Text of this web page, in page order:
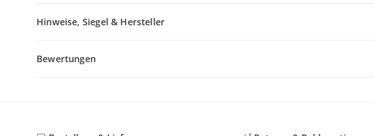
Hinweise, Siegel & Hersteller
Bewertungen